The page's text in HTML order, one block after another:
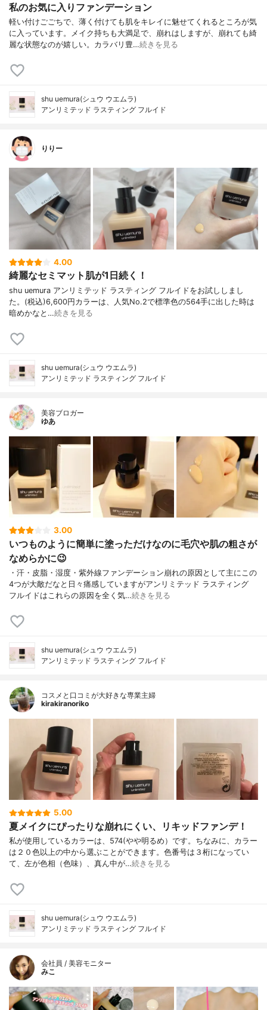
私のお気に入りファンデーション
軽い付けごごちで、薄く付けても肌をキレイに魅せてくれるところが気
に入っています。メイク持ちも大満足で、崩れはしますが、崩れても綺
麗な状態なのが嬉しい。カラバリ豊…続きを見る
shu uemura(シュウ ウエムラ)
アンリミテッド ラスティング フルイド
りりー
4.00
綺麗なセミマット肌が1日続く！
shu uemura アンリミテッド ラスティング フルイドをお試ししまし
た。(税込)6,600円カラーは、人気No.2で標準色の564手に出した時は
暗めかなと…続きを見る
shu uemura(シュウ ウエムラ)
アンリミテッド ラスティング フルイド
美容ブロガー
ゆあ
3.00
いつものように簡単に塗っただけなのに毛穴や肌の粗さが
なめらかに😉
・汗・皮脂・湿度・紫外線ファンデーション崩れの原因として主にこの
4つが大敵だなと日々痛感していますがアンリミテッド ラスティング
フルイドはこれらの原因を全く気…続きを見る
shu uemura(シュウ ウエムラ)
アンリミテッド ラスティング フルイド
コスメと口コミが大好きな専業主婦
kirakiranoriko
5.00
夏メイクにぴったりな崩れにくい、リキッドファンデ！
私が使用しているカラーは、574(やや明るめ）です。ちなみに、カラー
は２０色以上の中から選ぶことができます。色番号は３桁になってい
て、左が色相（色味）、真ん中が…続きを見る
shu uemura(シュウ ウエムラ)
アンリミテッド ラスティング フルイド
会社員 / 美容モニター
みこ